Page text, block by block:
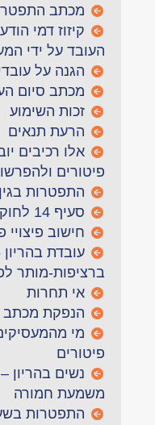
מכתב
קיזוז דמי
העובד על ידי
הגנה על
מכתב סיום
זכות השימוע
הרעת תנאים
אלו רכיבים
פיטורים
התפטרות
סעיף 14 לחוק פיצויי פיטורים
חישוב פיצויי
ברציפות-מותר
אי תחרות
הנפקת מכתב
מי
פיטורים
נשים בהריון
משמעת חמורה
התפטרות